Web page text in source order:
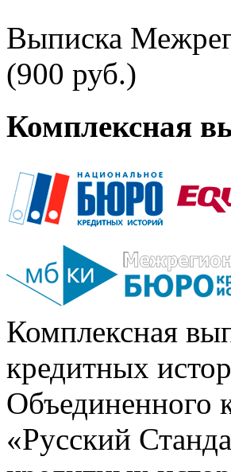
Выписка
(900 руб.)
Комплексная
Комплексная
кредитных
Объединенного
«Русский